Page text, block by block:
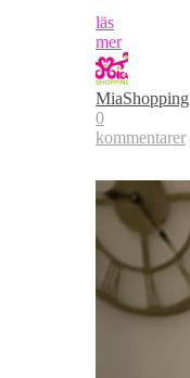
läs
mer
MiaShopping
0
kommentarer